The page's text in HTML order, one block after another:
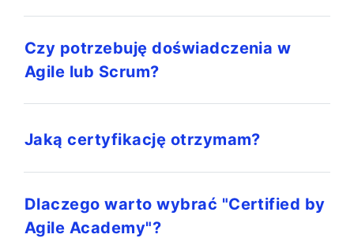
Czy potrzebuję doświadczenia w
Agile lub Scrum?
Jaką certyfikację otrzymam?
Dlaczego warto wybrać "Certified by
Agile Academy"?